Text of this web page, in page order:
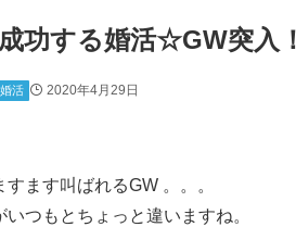
成功する婚活☆GW突入
活 2020年4月29日
すます叫ばれるGW 。。。
いつもとちょっと違いますね。